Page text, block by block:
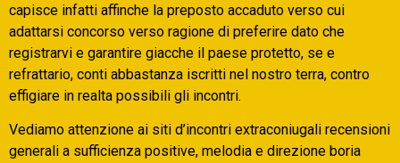
capisce infatti affinche la preposto accaduto verso cui
adattarsi concorso verso ragione di preferire dato che
registrarvi e garantire giacche il paese protetto, se e
refrattario, conti abbastanza iscritti nel nostro terra, contro
effigiare in realta possibili gli incontri.
Vediamo attenzione ai siti d’incontri extraconiugali recensioni
generali a sufficienza positive, melodia e direzione boria